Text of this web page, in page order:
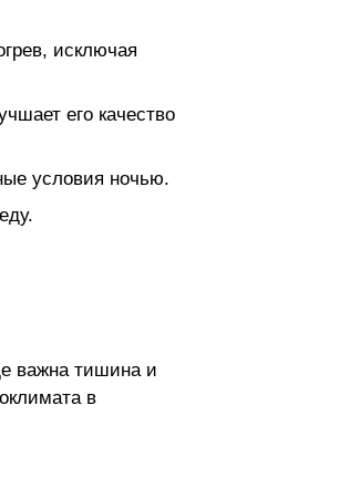
исключая
его качество
условия ночью.
важна тишина и
в